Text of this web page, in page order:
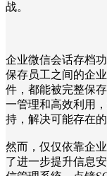
战。
企业微信会话存档
保存员工之间的企
件，都能被完整保
一管理和高效利用
持，解决可能存在的
然而，仅仅依靠企
了进一步提升信息